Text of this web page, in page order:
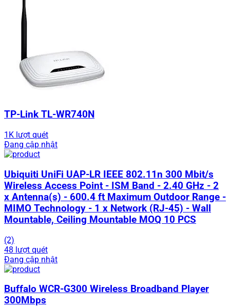
TP-Link TL-WR740N
1K lượt quét
Đang cập nhật
Ubiquiti UniFi UAP-LR IEEE 802.11n 300 Mbit/s
Wireless Access Point - ISM Band - 2.40 GHz - 2
x Antenna(s) - 600.4 ft Maximum Outdoor Range -
MIMO Technology - 1 x Network (RJ-45) - Wall
Mountable, Ceiling Mountable MOQ 10 PCS
(2)
48 lượt quét
Đang cập nhật
Buffalo WCR-G300 Wireless Broadband Player
300Mbps